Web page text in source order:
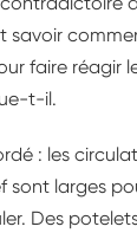
savoir
faire réagir
t-il.
: les
sont larges
Des